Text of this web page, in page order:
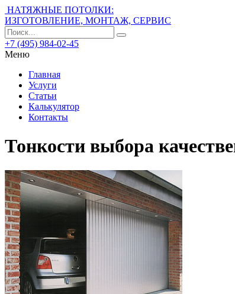
НАТЯЖНЫЕ ПОТОЛКИ:
ИЗГОТОВЛЕНИЕ, МОНТАЖ, СЕРВИС
+7 (495) 984-02-45
Меню
Главная
Услуги
Статьи
Калькулятор
Контакты
Тонкости выбора